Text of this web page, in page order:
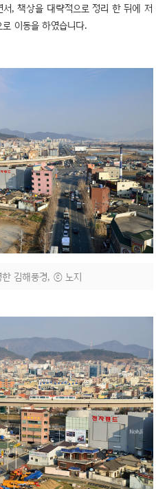
, 책상을 대략적으로 정리 한 뒤에 저
이동을 하였습니다.
김해풍경, ⓒ 노지